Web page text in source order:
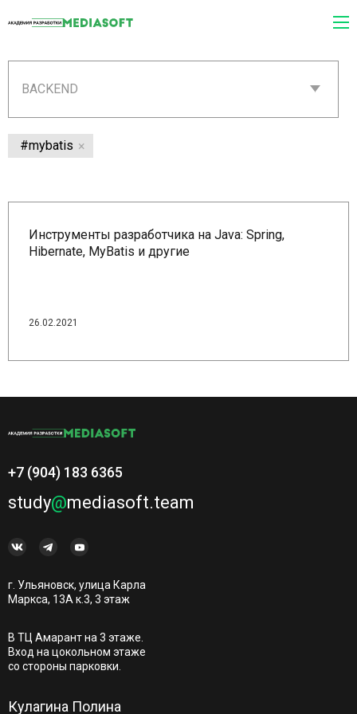
BACKEND
#mybatis
Инструменты разработчика на Java: Spring,
Hibernate, MyBatis и другие
26.02.2021
+7 (904) 183 6365
study@mediasoft.team
г. Ульяновск, улица Карла
Маркса, 13А к.3, 3 этаж
В ТЦ Амарант на 3 этаже.
Вход на цокольном этаже
со стороны парковки.
Кулагина Полина